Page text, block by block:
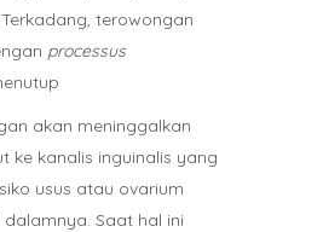
terowongan
processus
akan meninggalkan
ke kanalis inguinalis yang
usus atau ovarium
Saat hal ini